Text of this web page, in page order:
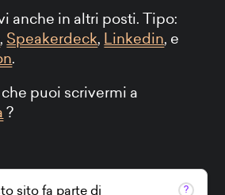
anche in altri posti. Tipo:
, Speakerdeck, Linkedin, e
.
che puoi scrivermi a
?